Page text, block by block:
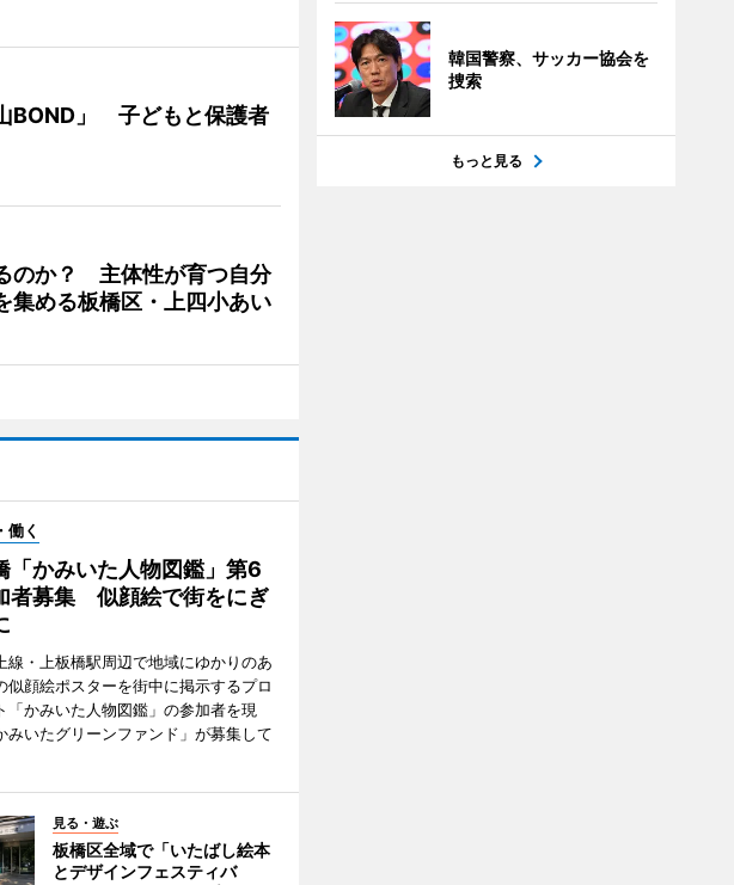
BOND」 子どもと保護者
のか？ 主体性が育つ自分
集める板橋区・上四小あい
働く
「かみいた人物図鑑」第6
者募集 似顔絵で街をにぎ
線・上板橋駅周辺で地域にゆかりのあ
似顔絵ポスターを街中に掲示するプロ
「かみいた人物図鑑」の参加者を現
みいたグリーンファンド」が募集して
見る・遊ぶ
板橋区全域で「いたばし絵本
とデザインフェスティバ
韓国警察、サッカー協会を
捜索
もっと見る